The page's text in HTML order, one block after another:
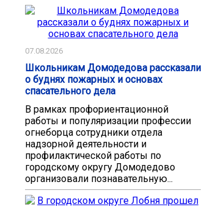
07.08.2026
Школьникам Домодедова рассказали
о буднях пожарных и основах
спасательного дела
В рамках профориентационной
работы и популяризации профессии
огнеборца сотрудники отдела
надзорной деятельности и
профилактической работы по
городскому округу Домодедово
организовали познавательную...